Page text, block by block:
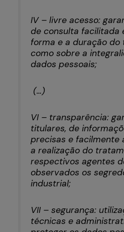
IV – livre acesso:
de consulta facilitada
forma e a duração
como sobre a
dados pessoais;
(…)
VI – transparência:
titulares, de
precisas e facilmente
a realização do
respectivos agentes
observados os
industrial;
VII – segurança:
técnicas e